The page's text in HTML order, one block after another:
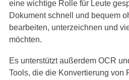
eine wichtige Rolle für Leute
Dokument schnell und bequem
bearbeiten, unterzeichnen und
möchten.
Es unterstützt außerdem OCR
Tools, die die Konvertierung von